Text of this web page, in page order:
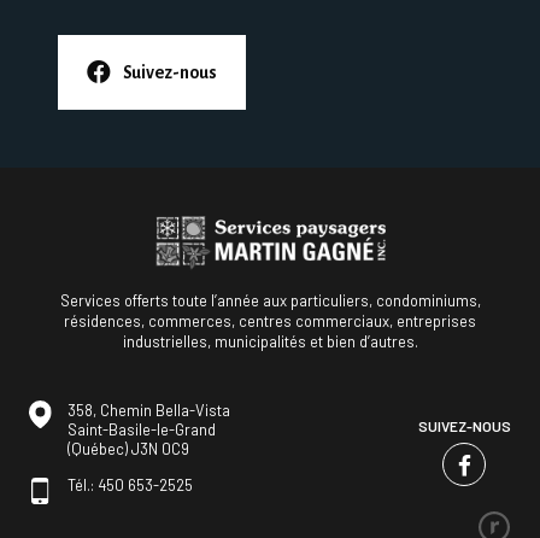
Suivez-nous
358, Chemin Bella-Vista
Saint-Basile-le-Grand
(Québec) J3N 0C9
Tél.: 450 653-2525
Services offerts toute l’année aux particuliers, condominiums,
résidences, commerces, centres commerciaux, entreprises
industrielles, municipalités et bien d’autres.
SUIVEZ-NOUS